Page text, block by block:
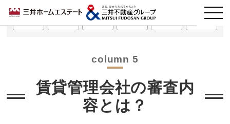
第3回 第4回 第6回
column 5
賃貸管理会社の審査内
容とは？